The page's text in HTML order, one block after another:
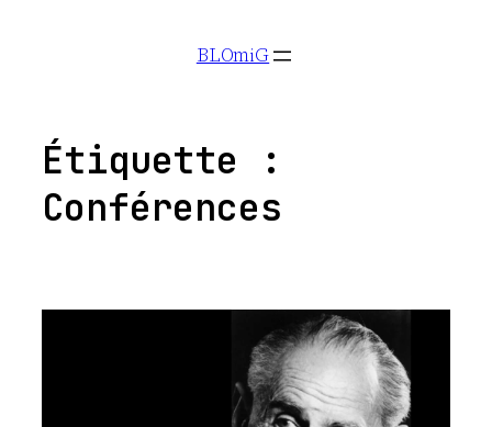
BLOmiG
Étiquette :
Conférences